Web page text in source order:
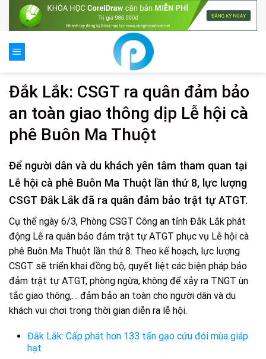
Đắk Lắk: CSGT ra quân đảm bảo
an toàn giao thông dịp Lễ hội cà
phê Buôn Ma Thuột
Để người dân và du khách yên tâm tham quan tại
Lễ hội cà phê Buôn Ma Thuột lần thứ 8, lực lượng
CSGT Đắk Lắk đã ra quân đảm bảo trật tự ATGT.
Cụ thể ngày 6/3, Phòng CSGT Công an tỉnh Đắk Lắk phát
động Lễ ra quân bảo đảm trật tự ATGT phục vụ Lễ hội cà
phê Buôn Ma Thuột lần thứ 8. Theo kế hoạch, lực lượng
CSGT sẽ triển khai đồng bộ, quyết liệt các biện pháp bảo
đảm trật tự ATGT, phòng ngừa, không để xảy ra TNGT ùn
tắc giao thông,… đảm bảo an toàn cho người dân và du
khách vui chơi trong thời gian diễn ra lễ hội.
Đắk Lắk: Cấp phát hơn 133 tấn gạo cứu đói mùa giáp
hạt